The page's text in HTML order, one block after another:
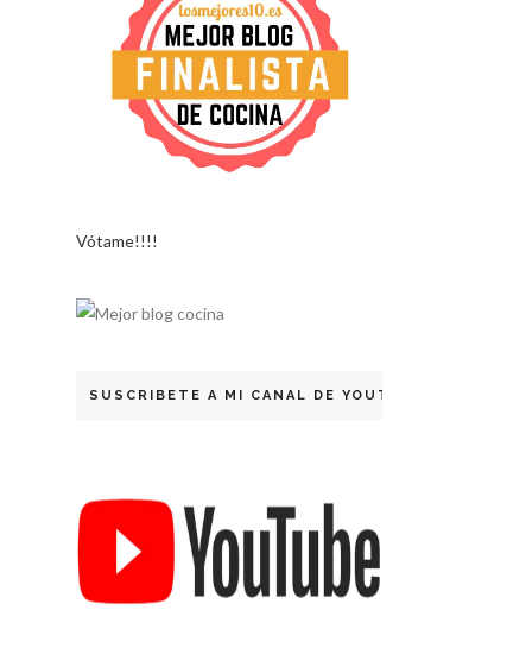
Vótame!!!!
SUSCRIBETE A MI CANAL DE YOUTUBE